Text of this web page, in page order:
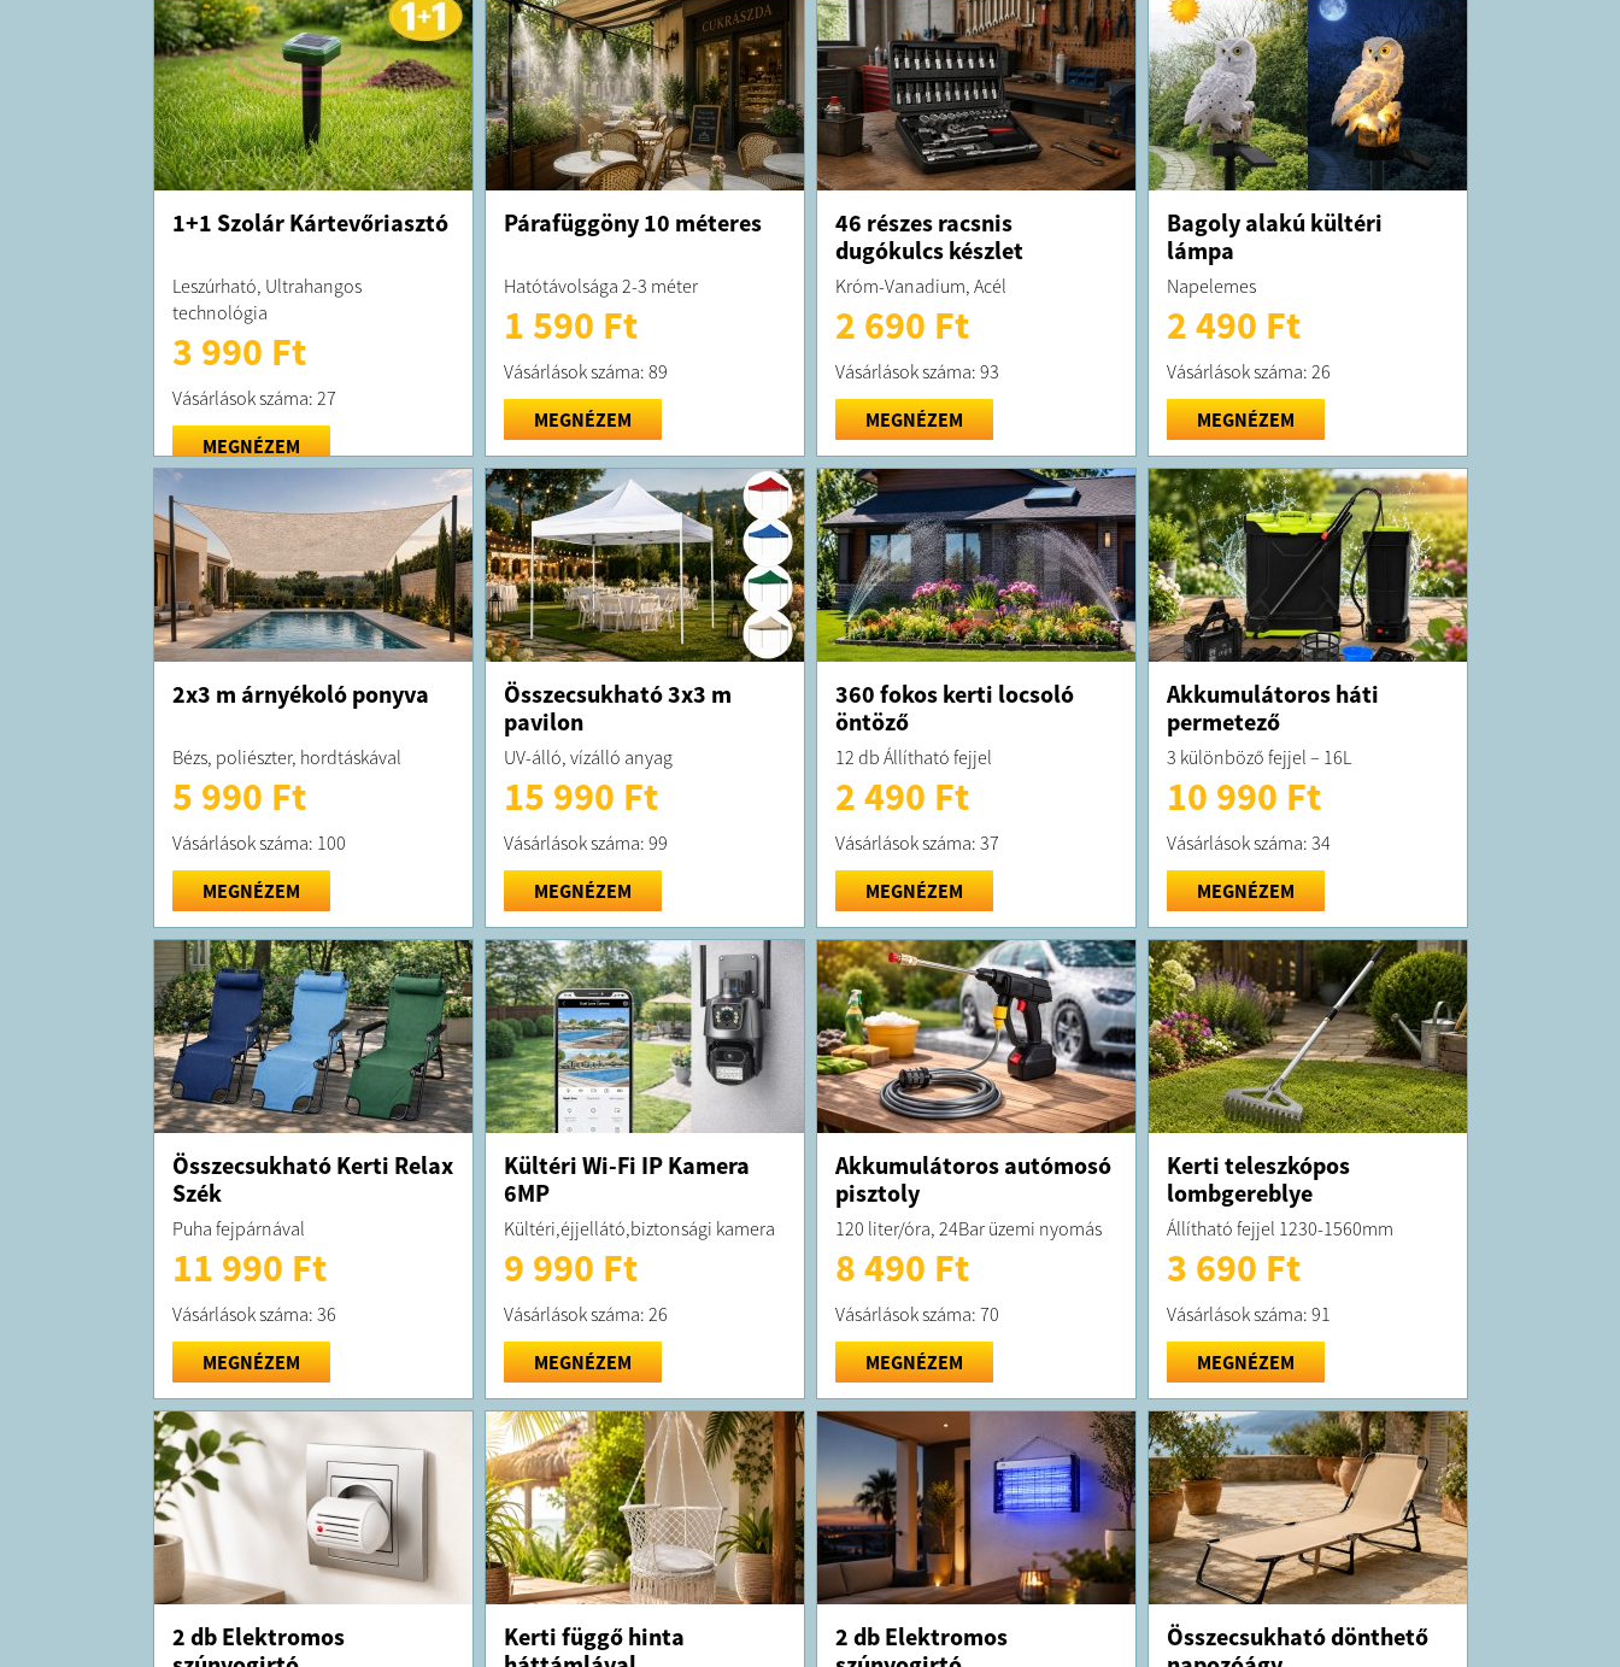
1+1 Szolár Kártevőriasztó
Leszúrható, Ultrahangos
technológia
3 990 Ft
Vásárlások száma: 27
MEGNÉZEM
Párafüggöny 10 méteres
Hatótávolsága 2-3 méter
1 590 Ft
Vásárlások száma: 89
MEGNÉZEM
46 részes racsnis
dugókulcs készlet
Króm-Vanadium, Acél
2 690 Ft
Vásárlások száma: 93
MEGNÉZEM
Bagoly alakú kültéri
lámpa
Napelemes
2 490 Ft
Vásárlások száma: 26
MEGNÉZEM
2x3 m árnyékoló ponyva
Bézs, poliészter, hordtáskával
5 990 Ft
Vásárlások száma: 100
MEGNÉZEM
Összecsukható 3x3 m
pavilon
UV-álló, vízálló anyag
15 990 Ft
Vásárlások száma: 99
MEGNÉZEM
360 fokos kerti locsoló
öntöző
12 db Állítható fejjel
2 490 Ft
Vásárlások száma: 37
MEGNÉZEM
Akkumulátoros háti
permetező
3 különböző fejjel – 16L
10 990 Ft
Vásárlások száma: 34
MEGNÉZEM
Összecsukható Kerti Relax
Szék
Puha fejpárnával
11 990 Ft
Vásárlások száma: 36
MEGNÉZEM
Kültéri Wi-Fi IP Kamera
6MP
Kültéri,éjjellátó,biztonsági kamera
9 990 Ft
Vásárlások száma: 26
MEGNÉZEM
Akkumulátoros autómosó
pisztoly
120 liter/óra, 24Bar üzemi nyomás
8 490 Ft
Vásárlások száma: 70
MEGNÉZEM
Kerti teleszkópos
lombgereblye
Állítható fejjel 1230-1560mm
3 690 Ft
Vásárlások száma: 91
MEGNÉZEM
2 db Elektromos
Kerti függő hinta
2 db Elektromos
Összecsukható dönthető